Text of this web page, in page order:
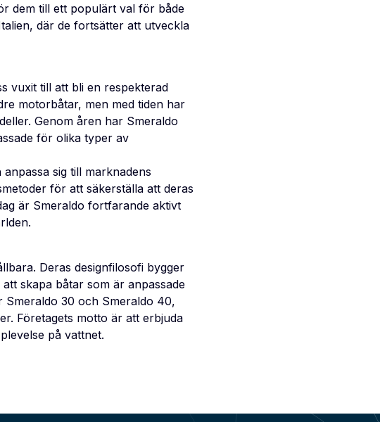
dem till ett populärt val för både
där de fortsätter att utveckla
vuxit till att bli en respekterad
motorbåtar, men med tiden har
Genom åren har Smeraldo
för olika typer av
sig till marknadens
för att säkerställa att deras
är Smeraldo fortfarande aktivt
Deras designfilosofi bygger
skapa båtar som är anpassade
Smeraldo 30 och Smeraldo 40,
Företagets motto är att erbjuda
på vattnet.